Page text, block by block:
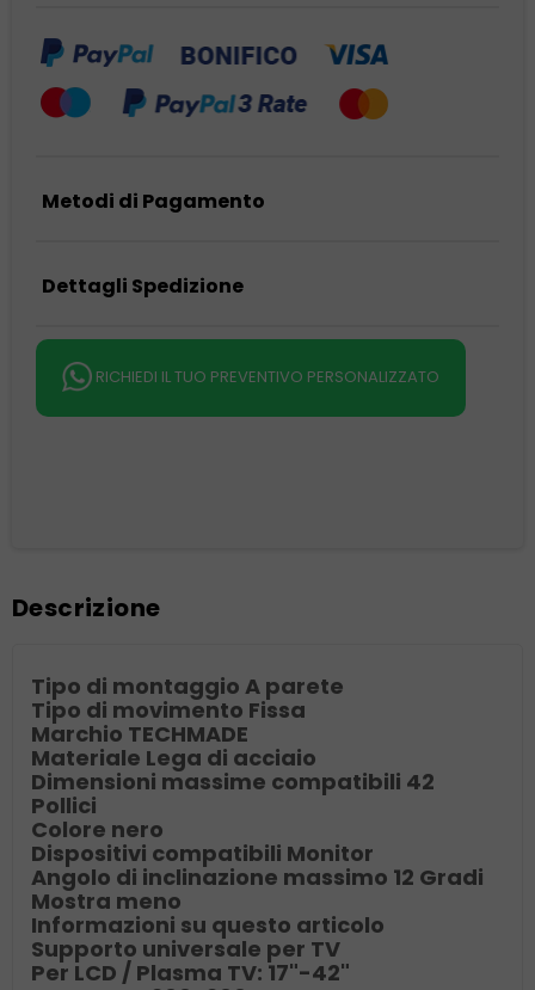
Metodi di Pagamento
Dettagli Spedizione
RICHIEDI IL TUO PREVENTIVO PERSONALIZZATO
Descrizione
Tipo di montaggio A parete
Tipo di movimento Fissa
Marchio TECHMADE
Materiale Lega di acciaio
Dimensioni massime compatibili 42
Pollici
Colore nero
Dispositivi compatibili Monitor
Angolo di inclinazione massimo 12 Gradi
Mostra meno
Informazioni su questo articolo
Supporto universale per TV
Per LCD / Plasma TV: 17"-42"